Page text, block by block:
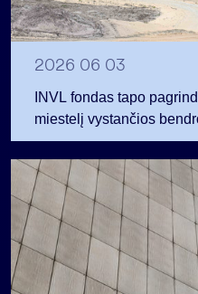
2026 06 03
INVL fondas tapo
miestelį vystančios